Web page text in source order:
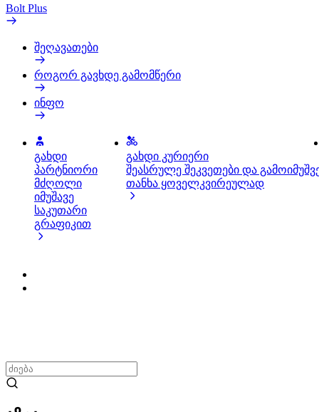
Bolt Plus
შეღავათები
როგორ გავხდე გამომწერი
ინფო
გახდი
პარტნიორი
მძღოლი
იმუშავე
საკუთარი
გრაფიკით
გახდი კურიერი
შეასრულე შეკვეთები და
თანხა ყოველკვირეულად